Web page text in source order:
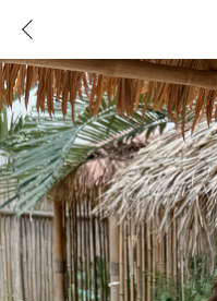
로그인
콘텐츠 리뷰 & 혜택
CATEGORY
도착보장⚡